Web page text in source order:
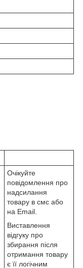
Очікуйте
повідомлення про
надсилання
товару в смс або
на Email.
Виставлення
відгуку про
збирання після
отримання товару
є її логічним